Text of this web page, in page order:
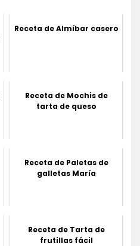
Receta de Almíbar casero
Receta de Mochis de
tarta de queso
Receta de Paletas de
galletas María
Receta de Tarta de
frutillas fácil